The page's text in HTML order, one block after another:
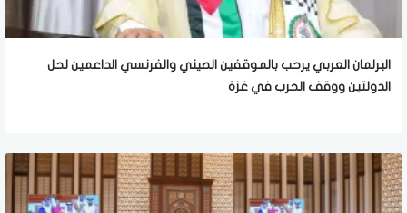
البرلمان العربي يرحب بالموقفين الصيني والفرنسي الداعمين لحل
الدولتين ووقف الحرب في غزة